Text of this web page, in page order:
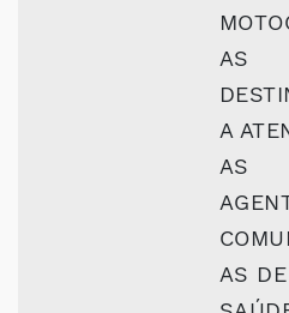
AS
A
AS
AS DE